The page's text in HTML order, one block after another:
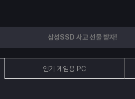
삼성SSD 사고 선물 받자!
인기 게임용 PC